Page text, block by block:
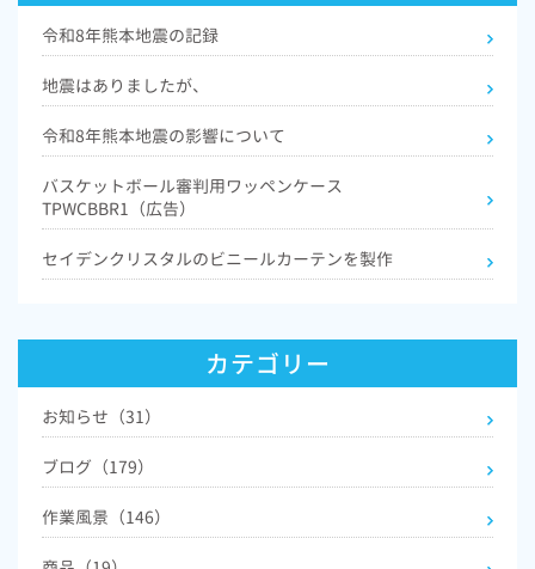
令和8年熊本地震の記録
地震はありましたが、
令和8年熊本地震の影響について
バスケットボール審判用ワッペンケース
TPWCBBR1（広告）
セイデンクリスタルのビニールカーテンを製作
カテゴリー
お知らせ（31）
ブログ（179）
作業風景（146）